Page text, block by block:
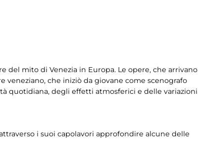
mito di Venezia in Europa. Le opere, che arrivano
che iniziò da giovane come scenografo
quotidiana, degli effetti atmosferici e delle variazioni
i suoi capolavori approfondire alcune delle